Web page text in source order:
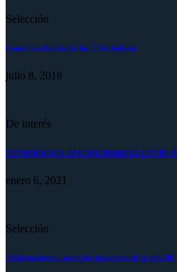
Selección
Como han finalizado los 55 futbolistas
julio 8, 2018
De interés
INFORMACIÓN OFICIAL SOBRE EL COVID-
enero 6, 2021
Selección
¡Felicitaciones a todos los jugadores de la sub-20!